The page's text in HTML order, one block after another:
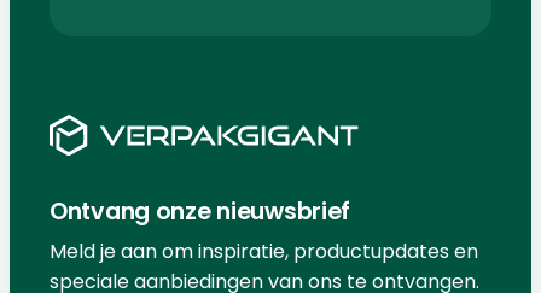
Ontvang onze nieuwsbrief
Meld je aan om inspiratie, productupdates en
speciale aanbiedingen van ons te ontvangen.